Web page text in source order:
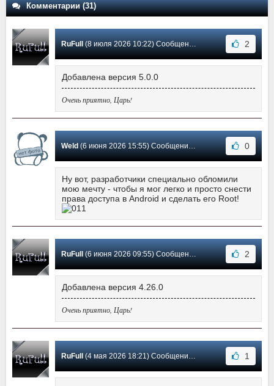
Комментарии (31)
RuFull (8 июля 2026 10:22) Сообщение #30 2
Добавлена версия 5.0.0
Очень приятно, Царь!
Weld(6 июня 2026 15:55) Сообщение #29 0
Ну вот, разработчики специально обломили
мою мечту - чтобы я мог легко и просто снести
права доступа в Android и сделать его Root!
RuFull (6 июня 2026 09:55) Сообщение #28 2
Добавлена версия 4.26.0
Очень приятно, Царь!
RuFull (4 мая 2026 18:21) Сообщение #27 1